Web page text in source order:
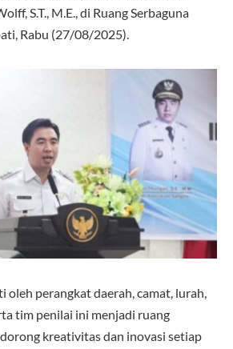
S.T., M.E., di Ruang Serbaguna
Rabu (27/08/2025).
oleh perangkat daerah, camat, lurah,
tim penilai ini menjadi ruang
kreativitas dan inovasi setiap